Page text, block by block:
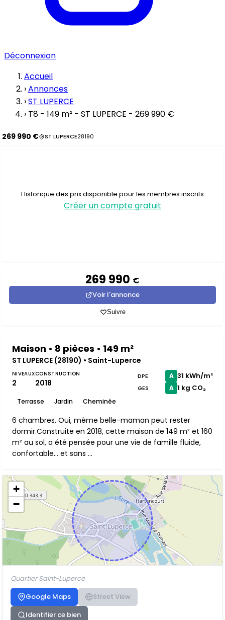
Déconnexion
Accueil
›Annonces
›ST LUPERCE
› T8 - 149 m² - ST LUPERCE - 269 990 €
269 990 € ST LUPERCE28190
Historique des prix disponible pour les membres inscrits
Créer un compte gratuit
269 990 €
Voir l'annonce
Suivre
Maison • 8 pièces • 149 m²
ST LUPERCE (28190) • Saint-Luperce
NIVEAUX
2
CONSTRUCTION
2018
Terrasse Jardin Cheminée
DPE A 31 kWh/m²
GES A 1 kg CO₂
6 chambres. Oui, même belle-maman peut rester
dormir.Construite en 2018, cette maison de 149 m² et 160
m² au sol, a été pensée pour une vie de famille fluide,
confortable… et sans ...
+
−
Quartier Saint-Luperce
Google Maps
Street View
Identifier ce bien